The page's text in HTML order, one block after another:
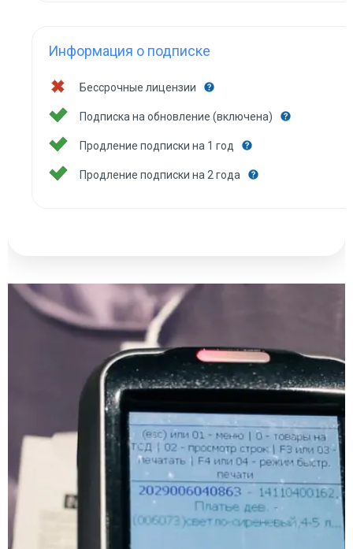
Информация о подписке
Бессрочные лицензии
Подписка на обновление (включена)
Продление подписки на 1 год
Продление подписки на 2 года